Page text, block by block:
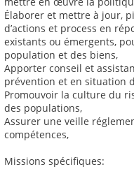
Élaborer et mettre à jour,
d’actions et process en
existants ou émergents,
population et des biens,
Apporter conseil et
prévention et en situation
Promouvoir la culture du
des populations,
Assurer une veille
compétences,
Missions spécifiques: